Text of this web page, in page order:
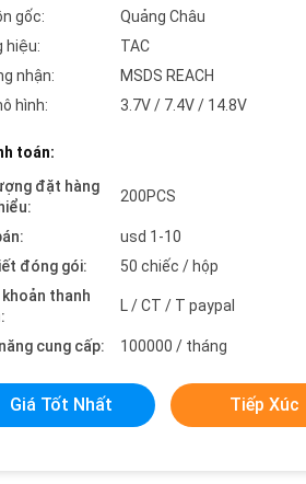
gốc:
Quảng Châu
hiệu:
TAC
nhận:
MSDS REACH
hình:
3.7V / 7.4V / 14.8V
toán:
đặt hàng
200PCS
usd 1-10
đóng gói:
50 chiếc / hộp
thanh
L / CT / T paypal
cung cấp: 100000 / tháng
Giá Tốt Nhất Tiếp Xúc